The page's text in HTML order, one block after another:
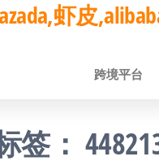
虾皮
跨境平台
签：